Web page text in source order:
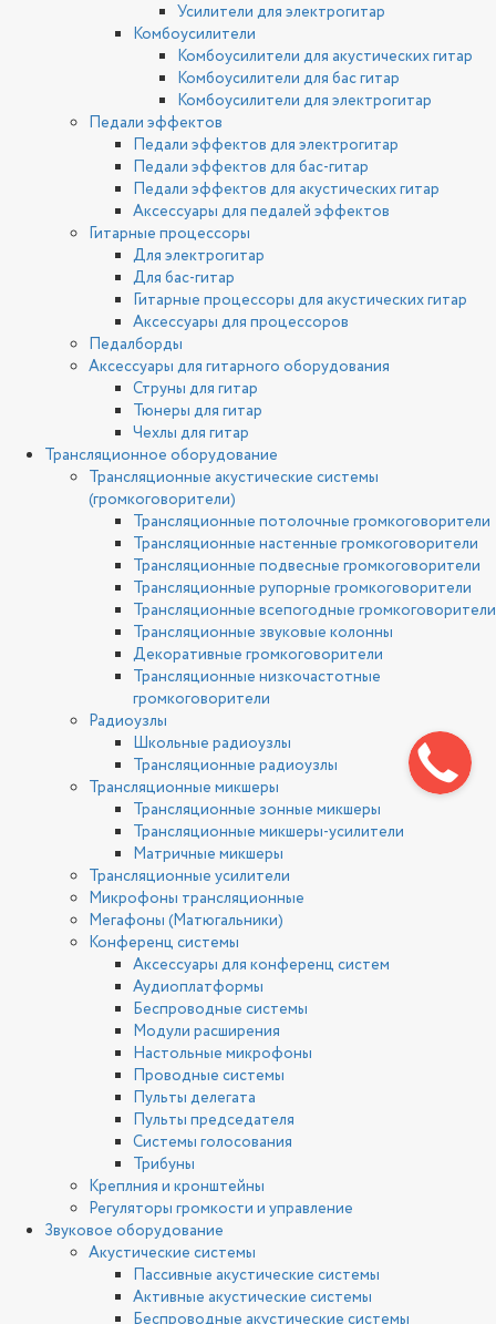
Усилители для электрогитар
Комбоусилители
Комбоусилители для акустических гитар
Комбоусилители для бас гитар
Комбоусилители для электрогитар
Педали эффектов
Педали эффектов для электрогитар
Педали эффектов для бас-гитар
Педали эффектов для акустических гитар
Аксессуары для педалей эффектов
Гитарные процессоры
Для электрогитар
Для бас-гитар
Гитарные процессоры для акустических гитар
Аксессуары для процессоров
Педалборды
Аксессуары для гитарного оборудования
Струны для гитар
Тюнеры для гитар
Чехлы для гитар
Трансляционное оборудование
Трансляционные акустические системы
(громкоговорители)
Трансляционные потолочные громкоговорители
Трансляционные настенные громкоговорители
Трансляционные подвесные громкоговорители
Трансляционные рупорные громкоговорители
Трансляционные всепогодные громкоговорители
Трансляционные звуковые колонны
Декоративные громкоговорители
Трансляционные низкочастотные
громкоговорители
Радиоузлы
Школьные радиоузлы
Трансляционные радиоузлы
Трансляционные микшеры
Трансляционные зонные микшеры
Трансляционные микшеры-усилители
Матричные микшеры
Трансляционные усилители
Микрофоны трансляционные
Мегафоны (Матюгальники)
Конференц системы
Аксессуары для конференц систем
Аудиоплатформы
Беспроводные системы
Модули расширения
Настольные микрофоны
Проводные системы
Пульты делегата
Пульты председателя
Системы голосования
Трибуны
Креплния и кронштейны
Регуляторы громкости и управление
Звуковое оборудование
Акустические системы
Пассивные акустические системы
Активные акустические системы
Беспроводные акустические системы